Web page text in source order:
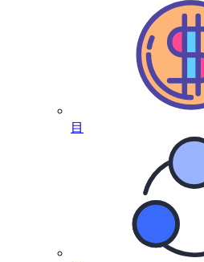
目